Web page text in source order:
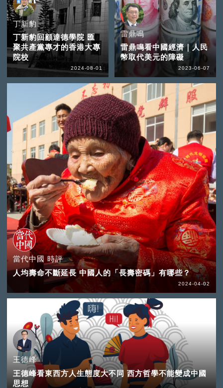
丁新豹
丁新豹回顧達德學院 匯
聚共產黨專才的香港大專
院校
2024-08-01
當代中國 時評
人均壽命不斷延長 中國人的「長壽密碼」有哪些？
2024-04-02
雷鼎鳴
雷鼎鳴看中國經濟｜人民
幣取代美元的障礙
2023-06-07
王德峰
王德峰看東西方人生態度大不同 西方哲學不能變成中國
思想